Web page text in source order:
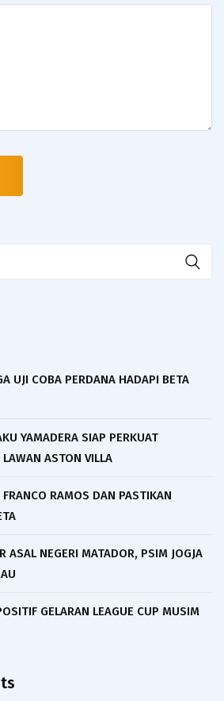
UJI COBA PERDANA HADAPI BETA
YAMADERA SIAP PERKUAT
ASTON VILLA
RAMOS DAN PASTIKAN
ASAL NEGERI MATADOR, PSIM JOGJA
GELARAN LEAGUE CUP MUSIM